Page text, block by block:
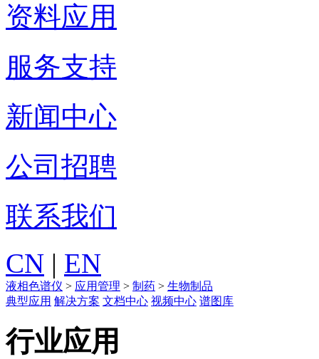
资料应用
服务支持
新闻中心
公司招聘
联系我们
CN | EN
液相色谱仪 > 应用管理 > 制药 > 生物制品
典型应用 解决方案 文档中心 视频中心 谱图库
行业应用